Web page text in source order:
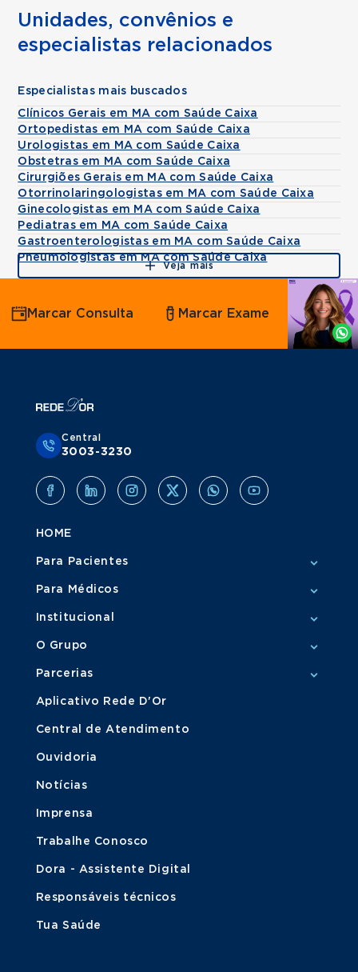
Unidades, convênios e
especialistas relacionados
Especialistas mais buscados
Clínicos Gerais em MA com Saúde Caixa
Ortopedistas em MA com Saúde Caixa
Urologistas em MA com Saúde Caixa
Obstetras em MA com Saúde Caixa
Cirurgiões Gerais em MA com Saúde Caixa
Otorrinolaringologistas em MA com Saúde Caixa
Ginecologistas em MA com Saúde Caixa
Pediatras em MA com Saúde Caixa
Gastroenterologistas em MA com Saúde Caixa
Pneumologistas em MA com Saúde Caixa
Veja mais
Agende
por
Whatsapp
Marcar Consulta Marcar Exame
Central
3003-3230
HOME
Para Pacientes
Para Médicos
Institucional
O Grupo
Parcerias
Aplicativo Rede D'Or
Central de Atendimento
Ouvidoria
Notícias
Imprensa
Trabalhe Conosco
Dora - Assistente Digital
Responsáveis técnicos
Tua Saúde